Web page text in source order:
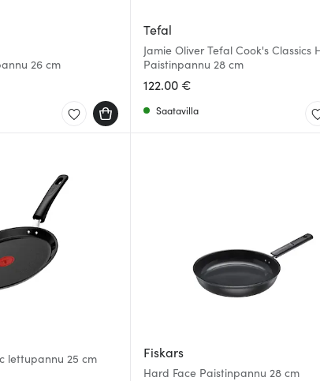
26 cm
Tefal
Jamie Oliver Tefal Cook's Classics
Paistinpannu 28 cm
122.00 €
Saatavilla
lettupannu 25 cm
Fiskars
Hard Face Paistinpannu 28 cm